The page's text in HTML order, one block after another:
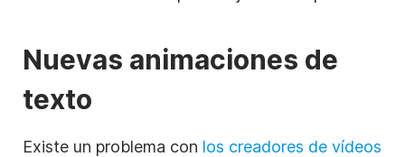
Nuevas animaciones de
texto
Existe un problema con los creadores de vídeos